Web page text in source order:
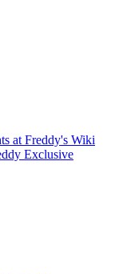
at Freddy's Wiki
Exclusive